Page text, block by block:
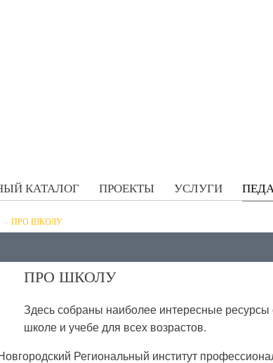
КАТАЛОГ ПРОЕКТЫ УСЛУГИ
ПРО ШКОЛУ
ПРО ШКОЛУ
Здесь собраны наиболее интересные ресурсы
школе и учебе для всех возрастов.
Региональный институт